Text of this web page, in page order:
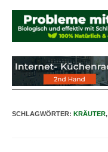
SCHLAGWÖRTER: KRÄUTER,